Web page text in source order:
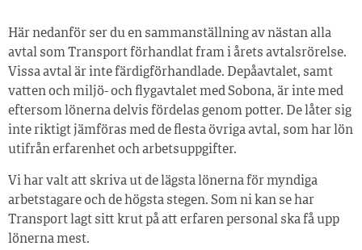
Här nedanför ser du en sammanställning av nästan alla
avtal som Transport förhandlat fram i årets avtalsrörelse.
Vissa avtal är inte färdigförhandlade. Depåavtalet, samt
vatten och miljö- och flygavtalet med Sobona, är inte med
eftersom lönerna delvis fördelas genom potter. De låter sig
inte riktigt jämföras med de flesta övriga avtal, som har lön
utifrån erfarenhet och arbetsuppgifter.
Vi har valt att skriva ut de lägsta lönerna för myndiga
arbetstagare och de högsta stegen. Som ni kan se har
Transport lagt sitt krut på att erfaren personal ska få upp
lönerna mest.